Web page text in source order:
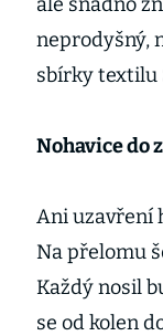
neprodyšný,
sbírky textilu
Nohavice do
Ani uzavření
Na přelomu
Každý nosil
se od kolen